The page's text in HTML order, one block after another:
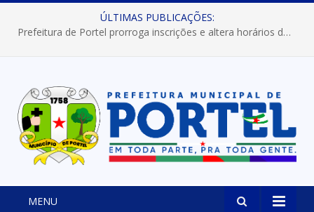
ÚLTIMAS PUBLICAÇÕES:
Prefeitura de Portel prorroga inscrições e altera horários dos concursos “Musa” e “Miss Mix Verão 2026”
MENU